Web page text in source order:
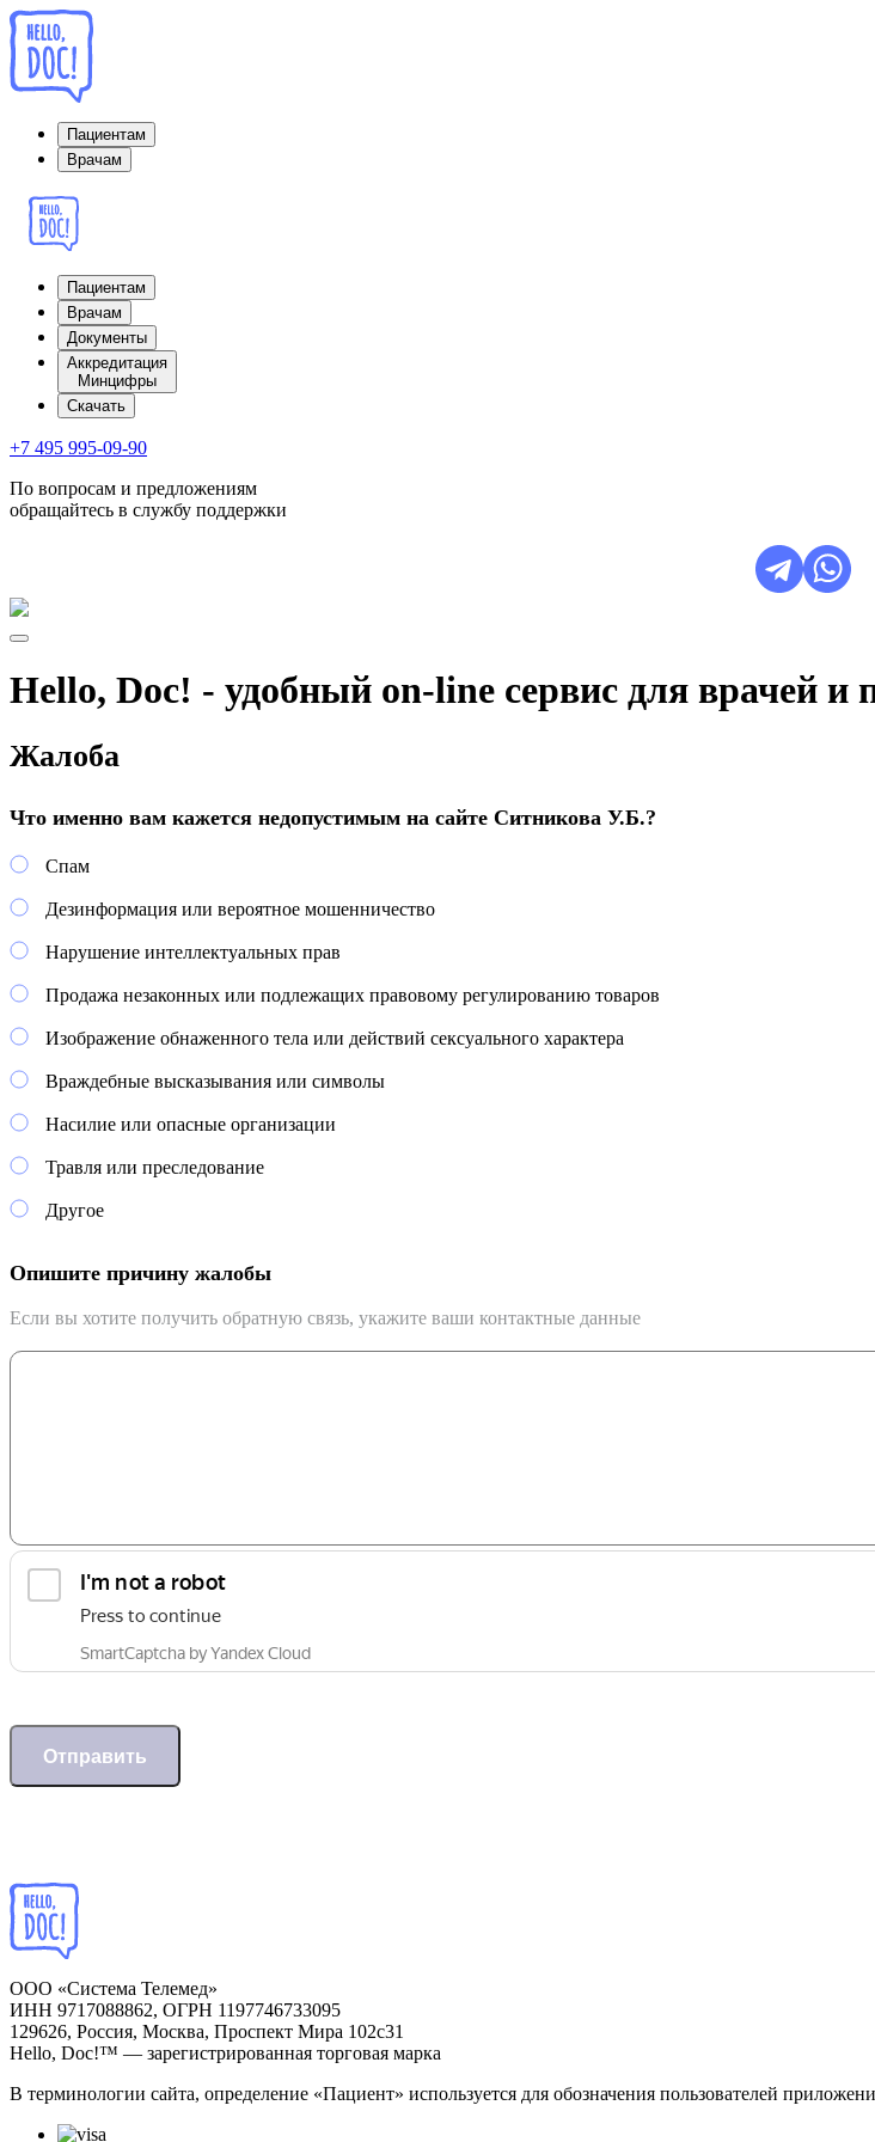
Пациентам
Врачам
Пациентам
Врачам
Документы
Аккредитация
Минцифры
Cкачать
+7 495 995-09-90
По вопросам и предложениям
обращайтесь в службу поддержки
Hello, Doc! - удобный on-line сервис для врачей и
Жалоба
Что именно вам кажется недопустимым на сайте Ситникова У.Б.?
Спам
Дезинформация или вероятное мошенничество
Нарушение интеллектуальных прав
Продажа незаконных или подлежащих правовому регулированию товаров
Изображение обнаженного тела или действий сексуального характера
Враждебные высказывания или символы
Насилие или опасные организации
Травля или преследование
Другое
Опишите причину жалобы
Если вы хотите получить обратную связь, укажите ваши контактные данные
Отправить
ООО «Система Телемед»
ИНН 9717088862, ОГРН 1197746733095
129626, Россия, Москва, Проспект Мира 102с31
Hello, Doc!™ — зарегистрированная торговая марка
В терминологии сайта, определение «Пациент» используется для обозначения пользователей